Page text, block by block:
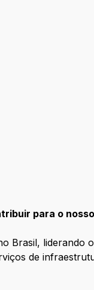
para o
Brasil,
de